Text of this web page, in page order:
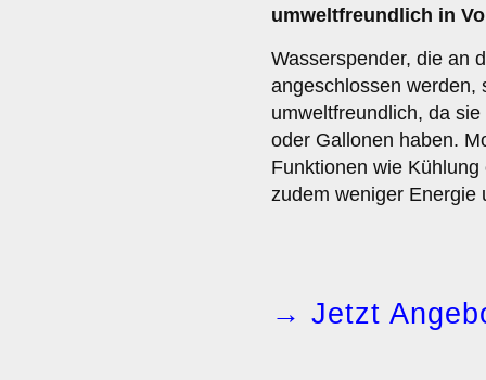
umweltfreundlich in
Wasserspender, die an
angeschlossen werden,
umweltfreundlich, da
oder Gallonen haben.
Funktionen wie
zudem weniger Energie
→ Jetzt